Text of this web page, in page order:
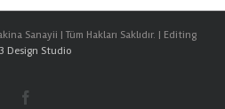
Sanayii | Tüm Hakları Saklıdır. | Editing
Design Studio